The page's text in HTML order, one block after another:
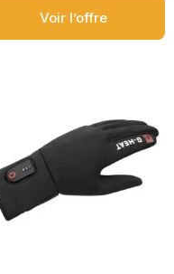
Voir l’offre